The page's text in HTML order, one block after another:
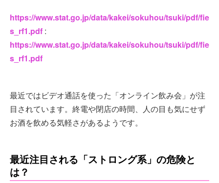
https://www.stat.go.jp/data/kakei/sokuhou/tsuki/pdf/fie
s_rf1.pdf :
https://www.stat.go.jp/data/kakei/sokuhou/tsuki/pdf/fie
s_rf1.pdf
最近ではビデオ通話を使った「オンライン飲み会」が注
目されています。終電や閉店の時間、人の目も気にせず
お酒を飲める気軽さがあるようです。
最近注目される「ストロング系」の危険と
は？